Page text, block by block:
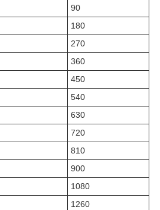
90
180
270
360
450
540
630
720
810
900
1080
1260